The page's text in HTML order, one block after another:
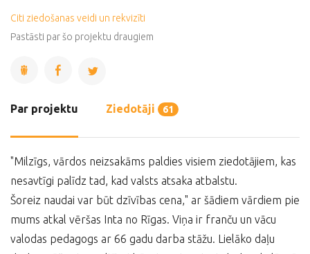
Citi ziedošanas veidi un rekvizīti
Pastāsti par šo projektu draugiem
Par projektu Ziedotāji 61
"Milzīgs, vārdos neizsakāms paldies visiem ziedotājiem, kas
nesavtīgi palīdz tad, kad valsts atsaka atbalstu.
Šoreiz naudai var būt dzīvības cena," ar šādiem vārdiem pie
mums atkal vēršas Inta no Rīgas. Viņa ir franču un vācu
valodas pedagogs ar 66 gadu darba stāžu. Lielāko daļu